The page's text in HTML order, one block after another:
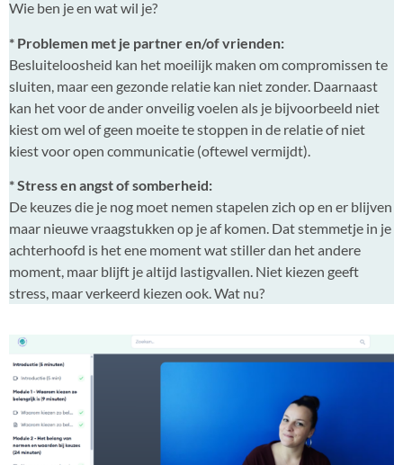
Wie ben je en wat wil je?
* Problemen met je partner en/of vrienden:
Besluiteloosheid kan het moeilijk maken om compromissen te
sluiten, maar een gezonde relatie kan niet zonder. Daarnaast
kan het voor de ander onveilig voelen als je bijvoorbeeld niet
kiest om wel of geen moeite te stoppen in de relatie of niet
kiest voor open communicatie (oftewel vermijdt).
* Stress en angst of somberheid:
De keuzes die je nog moet nemen stapelen zich op en er blijven
maar nieuwe vraagstukken op je af komen. Dat stemmetje in je
achterhoofd is het ene moment wat stiller dan het andere
moment, maar blijft je altijd lastigvallen. Niet kiezen geeft
stress, maar verkeerd kiezen ook. Wat nu?